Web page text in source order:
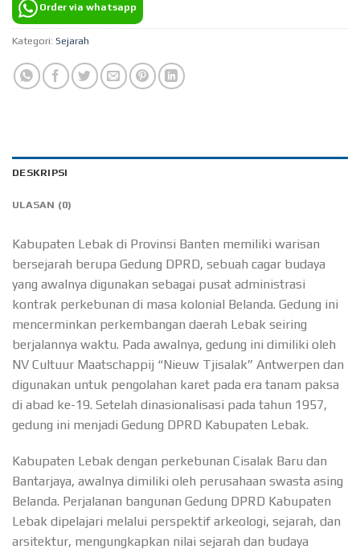
Order via whatsapp
Kategori: Sejarah
DESKRIPSI
ULASAN (0)
Kabupaten Lebak di Provinsi Banten memiliki warisan
bersejarah berupa Gedung DPRD, sebuah cagar budaya
yang awalnya digunakan sebagai pusat administrasi
kontrak perkebunan di masa kolonial Belanda. Gedung ini
mencerminkan perkembangan daerah Lebak seiring
berjalannya waktu. Pada awalnya, gedung ini dimiliki oleh
NV Cultuur Maatschappij “Nieuw Tjisalak” Antwerpen dan
digunakan untuk pengolahan karet pada era tanam paksa
di abad ke-19. Setelah dinasionalisasi pada tahun 1957,
gedung ini menjadi Gedung DPRD Kabupaten Lebak.
Kabupaten Lebak dengan perkebunan Cisalak Baru dan
Bantarjaya, awalnya dimiliki oleh perusahaan swasta asing
Belanda. Perjalanan bangunan Gedung DPRD Kabupaten
Lebak dipelajari melalui perspektif arkeologi, sejarah, dan
arsitektur, mengungkapkan nilai sejarah dan budaya